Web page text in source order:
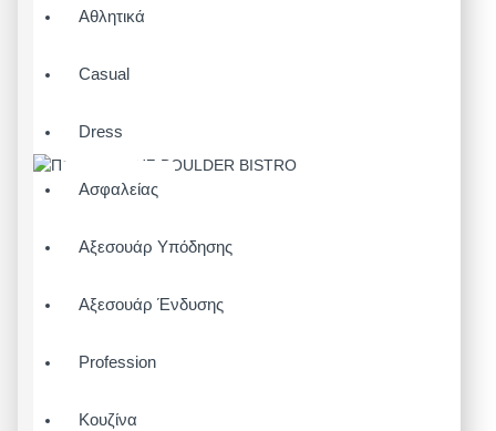
Αθλητικά
Casual
Dress
Ασφαλείας
Αξεσουάρ Υπόδησης
Αξεσουάρ Ένδυσης
Profession
Κουζίνα